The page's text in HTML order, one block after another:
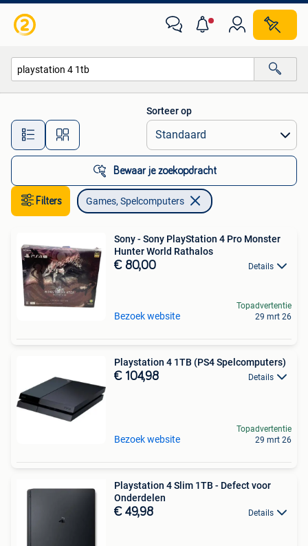
Alle afstanden…
Sorteer op
Bewaar je zoekopdracht
Filters Games, Spelcomputers
Sony - Sony PlayStation 4 Pro Monster
Hunter World Rathalos
€ 80,00 Details
Bezoek website
Topadvertentie
29 mrt 26
Playstation 4 1TB (PS4 Spelcomputers)
€ 104,98 Details
Bezoek website
Topadvertentie
29 mrt 26
Playstation 4 Slim 1TB - Defect voor
Onderdelen
€ 49,98 Details